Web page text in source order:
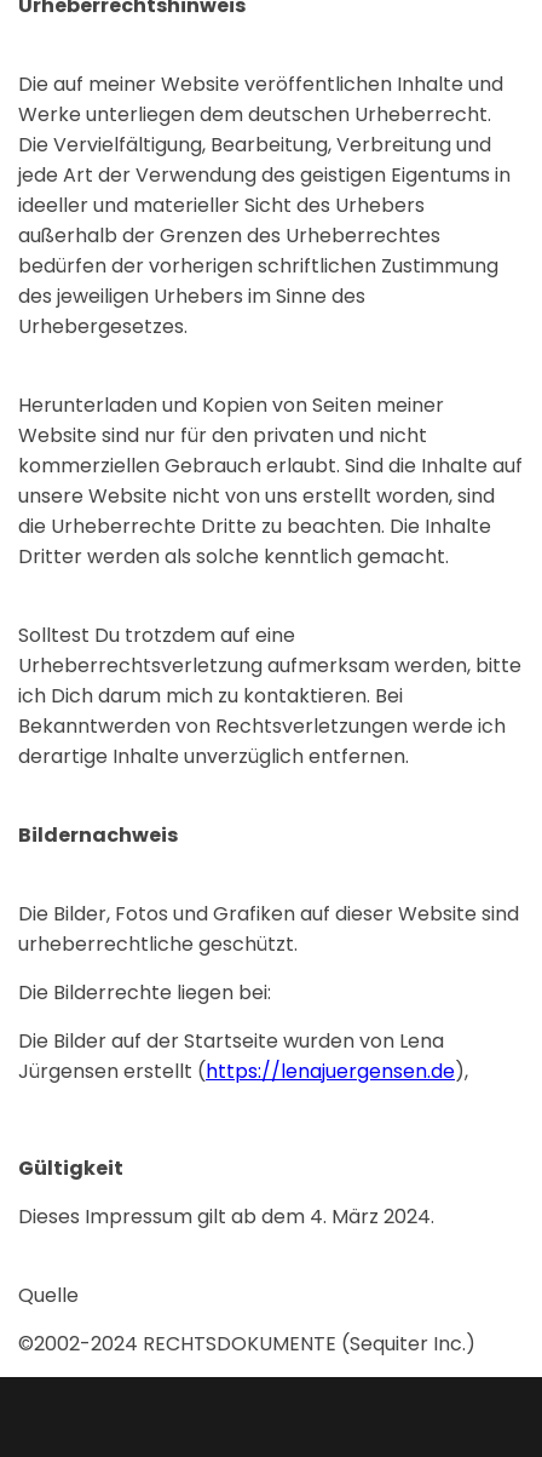
Die auf meiner Website veröffentlichen Inhalte und
Werke unterliegen dem deutschen Urheberrecht.
Die Vervielfältigung, Bearbeitung, Verbreitung und
jede Art der Verwendung des geistigen Eigentums in
ideeller und materieller Sicht des Urhebers
außerhalb der Grenzen des Urheberrechtes
bedürfen der vorherigen schriftlichen Zustimmung
des jeweiligen Urhebers im Sinne des
Urhebergesetzes.
Herunterladen und Kopien von Seiten meiner
Website sind nur für den privaten und nicht
kommerziellen Gebrauch erlaubt. Sind die Inhalte auf
unsere Website nicht von uns erstellt worden, sind
die Urheberrechte Dritte zu beachten. Die Inhalte
Dritter werden als solche kenntlich gemacht.
Solltest Du trotzdem auf eine
Urheberrechtsverletzung aufmerksam werden, bitte
ich Dich darum mich zu kontaktieren. Bei
Bekanntwerden von Rechtsverletzungen werde ich
derartige Inhalte unverzüglich entfernen.
Bildernachweis
Die Bilder, Fotos und Grafiken auf dieser Website sind
urheberrechtliche geschützt.
Die Bilderrechte liegen bei:
Die Bilder auf der Startseite wurden von Lena
Jürgensen erstellt (https://lenajuergensen.de),
Gültigkeit
Dieses Impressum gilt ab dem 4. März 2024.
Quelle
©2002-2024 RECHTSDOKUMENTE (Sequiter Inc.)